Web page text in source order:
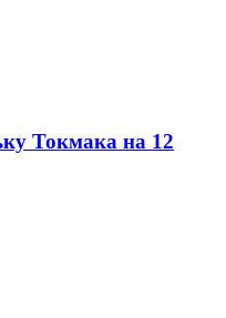
Токмака на 12